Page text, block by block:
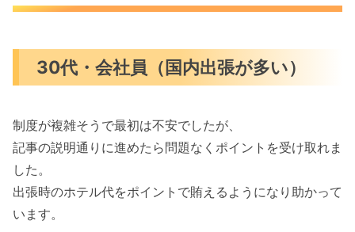
30代・会社員（国内出張が多い）
制度が複雑そうで最初は不安でしたが、
記事の説明通りに進めたら問題なくポイントを受け取れま
した。
出張時のホテル代をポイントで賄えるようになり助かって
います。